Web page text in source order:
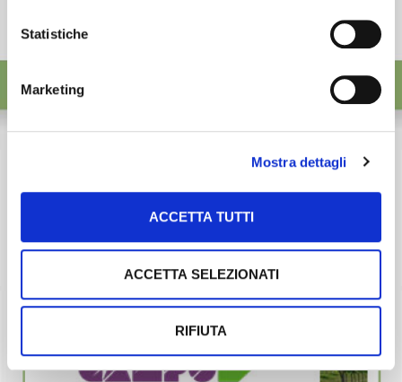
Statistiche
Marketing
Mostra dettagli
ACCETTA TUTTI
ACCETTA SELEZIONATI
RIFIUTA